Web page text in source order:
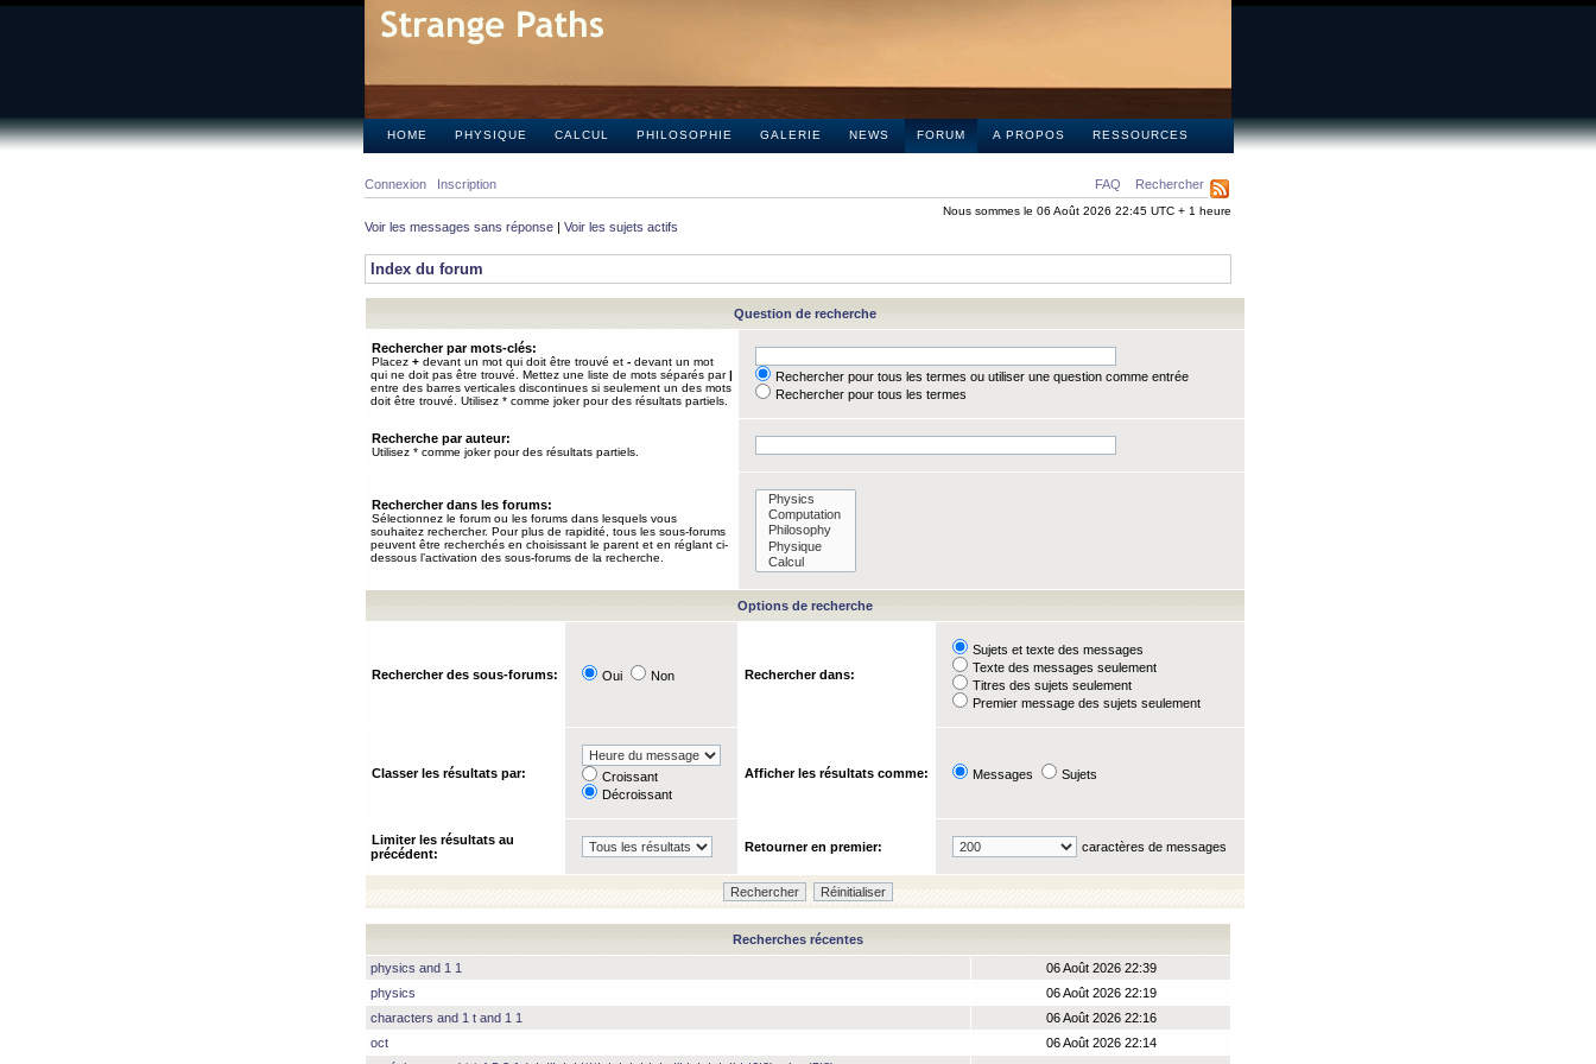
HOME PHYSIQUE CALCUL PHILOSOPHIE GALERIE NEWS FORUM A PROPOS RESSOURCES
FAQ Rechercher
Connexion Inscription
Nous sommes le 06 Août 2026 22:45 UTC + 1 heure
Voir les messages sans réponse | Voir les sujets actifs
Index du forum
Question de recherche
Rechercher par mots-clés:
Placez + devant un mot qui doit être trouvé et - devant un mot
qui ne doit pas être trouvé. Mettez une liste de mots séparés par|
entre des barres verticales discontinues si seulement un des mots
doit être trouvé. Utilisez * comme joker pour des résultats partiels.
Rechercher pour tous les termes ou utiliser une question comme entrée
Rechercher pour tous les termes
Recherche par auteur:
Utilisez * comme joker pour des résultats partiels.
Rechercher dans les forums:
Sélectionnez le forum ou les forums dans lesquels vous
souhaitez rechercher. Pour plus de rapidité, tous les sous-forums
peuvent être recherchés en choisissant le parent et en réglant ci-
dessous l’activation des sous-forums de la recherche.
Options de recherche
Rechercher des sous-forums: Oui Non Rechercher dans:
Sujets et texte des messages
Texte des messages seulement
Titres des sujets seulement
Premier message des sujets seulement
Classer les résultats par:
Croissant
Décroissant
Afficher les résultats comme: Messages Sujets
Limiter les résultats au
précédent:
Retourner en premier: caractères de messages
Recherches récentes
physics and 1 1
06 Août 2026 22:39
physics
06 Août 2026 22:19
characters and 1 t and 1 1
06 Août 2026 22:16
oct
06 Août 2026 22:14